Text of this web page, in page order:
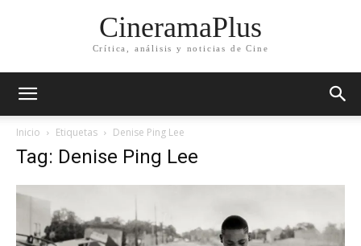
CineramaPlus
Crítica, análisis y noticias de Cine
Inicio Etiquetas Denise Ping Lee
Tag: Denise Ping Lee